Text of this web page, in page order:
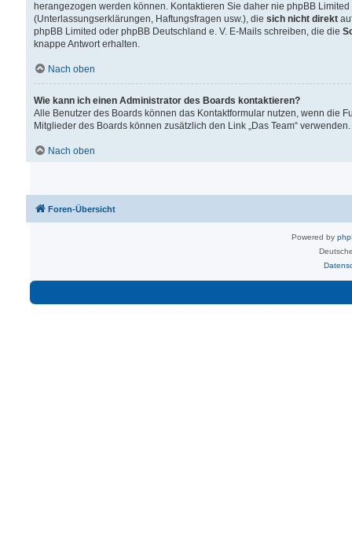
herangezogen werden können. Kontaktieren Sie daher nie phpBB
(Unterlassungserklärungen, Haftungsfragen usw.), die sich nicht direkt
phpBB Limited oder phpBB Deutschland e. V. E-Mails schreiben, die die
knappe Antwort erhalten.
Nach oben
Wie kann ich einen Administrator des Boards kontaktieren?
Alle Benutzer des Boards können das Kontaktformular nutzen, wenn die
Mitglieder des Boards können zusätzlich den Link „Das Team“ verwenden.
Nach oben
Foren-Übersicht
Powered by